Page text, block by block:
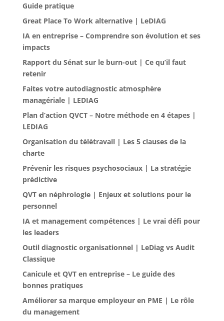
Guide pratique
Great Place To Work alternative | LeDIAG
IA en entreprise – Comprendre son évolution et ses
impacts
Rapport du Sénat sur le burn-out | Ce qu’il faut
retenir
Faites votre autodiagnostic atmosphère
managériale | LEDIAG
Plan d’action QVCT – Notre méthode en 4 étapes |
LEDIAG
Organisation du télétravail | Les 5 clauses de la
charte
Prévenir les risques psychosociaux | La stratégie
prédictive
QVT en néphrologie | Enjeux et solutions pour le
personnel
IA et management compétences | Le vrai défi pour
les leaders
Outil diagnostic organisationnel | LeDiag vs Audit
Classique
Canicule et QVT en entreprise – Le guide des
bonnes pratiques
Améliorer sa marque employeur en PME | Le rôle
du management